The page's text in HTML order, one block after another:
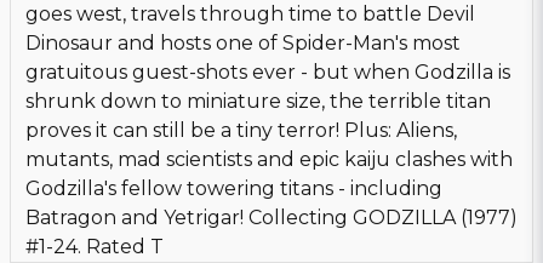
goes west, travels through time to battle Devil
Dinosaur and hosts one of Spider-Man's most
gratuitous guest-shots ever - but when Godzilla is
shrunk down to miniature size, the terrible titan
proves it can still be a tiny terror! Plus: Aliens,
mutants, mad scientists and epic kaiju clashes with
Godzilla's fellow towering titans - including
Batragon and Yetrigar! Collecting GODZILLA (1977)
#1-24. Rated T